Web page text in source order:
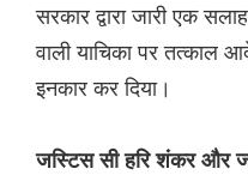
सरकार द्वारा जारी एक
वाली याचिका पर तत्काल
इनकार कर दिया।
जस्टिस सी हरि शंकर और